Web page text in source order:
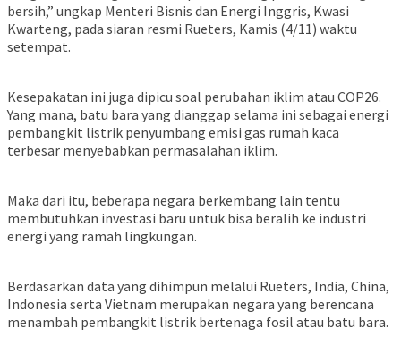
bersih,” ungkap Menteri Bisnis dan Energi Inggris, Kwasi
Kwarteng, pada siaran resmi Rueters, Kamis (4/11) waktu
setempat.
Kesepakatan ini juga dipicu soal perubahan iklim atau COP26.
Yang mana, batu bara yang dianggap selama ini sebagai energi
pembangkit listrik penyumbang emisi gas rumah kaca
terbesar menyebabkan permasalahan iklim.
Maka dari itu, beberapa negara berkembang lain tentu
membutuhkan investasi baru untuk bisa beralih ke industri
energi yang ramah lingkungan.
Berdasarkan data yang dihimpun melalui Rueters, India, China,
Indonesia serta Vietnam merupakan negara yang berencana
menambah pembangkit listrik bertenaga fosil atau batu bara.